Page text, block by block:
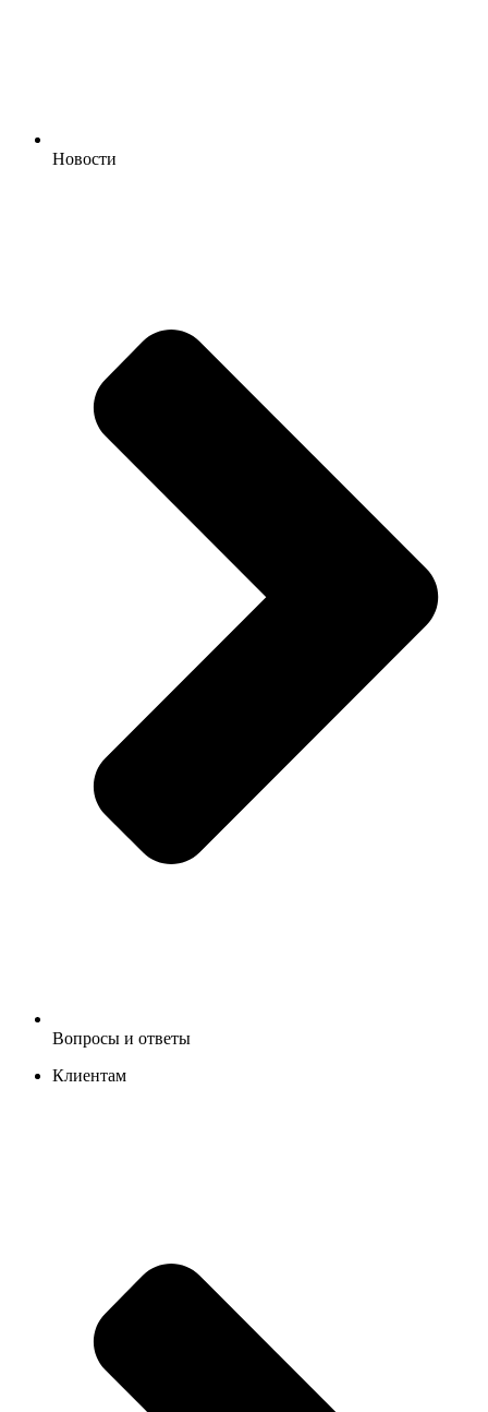
Новости
Вопросы и ответы
Клиентам